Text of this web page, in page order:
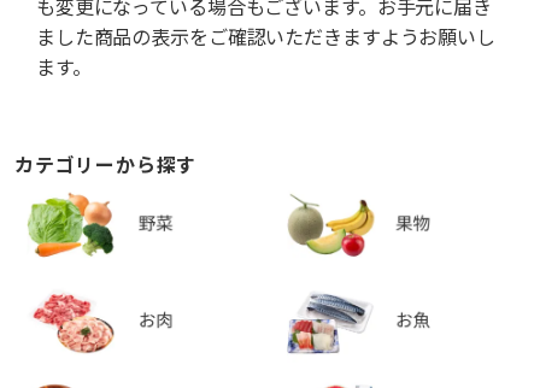
も変更になっている場合もございます。お手元に届き
ました商品の表示をご確認いただきますようお願いし
ます。
カテゴリーから探す